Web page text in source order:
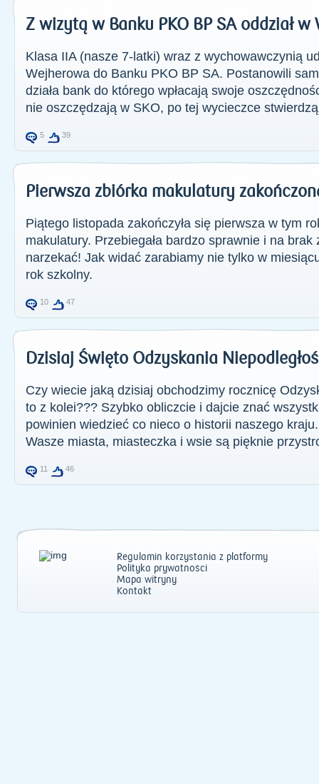
Z wizytą w Banku PKO BP SA oddział
Klasa IIA (nasze 7-latki) wraz z wychowawczynią
Wejherowa do Banku PKO BP SA. Postanowili
działa bank do którego wpłacają swoje
nie oszczędzają w SKO, po tej wycieczce
5 39
Pierwsza zbiórka makulatury
Piątego listopada zakończyła się pierwsza w tym
makulatury. Przebiegała bardzo sprawnie i na
narzekać! Jak widać zarabiamy nie tylko w
rok szkolny.
10 47
Dzisiaj Święto Odzyskania
Czy wiecie jaką dzisiaj obchodzimy rocznicę
to z kolei??? Szybko obliczcie i dajcie znać
powinien wiedzieć co nieco o historii naszego
Wasze miasta, miasteczka i wsie są pięknie
11 46
Regulamin korzystania z platformy
Polityka prywatności
Mapa witryny
Kontakt